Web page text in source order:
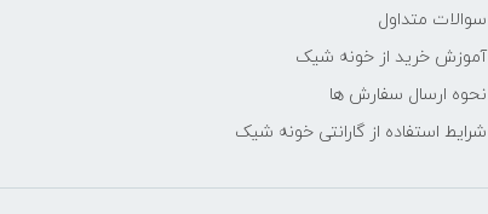
سوالات متداول
آموزش خرید از خونه شیک
نحوه ارسال سفارش ها
شرایط استفاده از گارانتی خونه شیک